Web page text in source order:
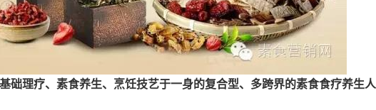
础理疗、素食养生、烹饪技艺于一身的复合型、多跨界的素食食疗养生人